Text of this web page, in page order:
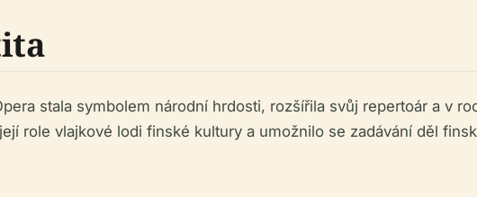
stala symbolem národní hrdosti, rozšířila svůj repertoár a v
role vlajkové lodi finské kultury a umožnilo se zadávání děl